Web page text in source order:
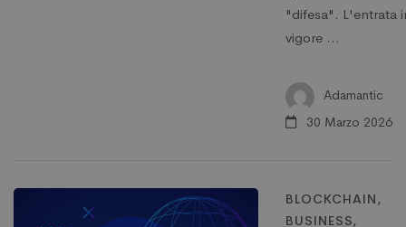
"difesa". L'entrata
vigore …
Adamantic
30 Marzo 2026
BLOCKCHAIN,
BUSINESS,